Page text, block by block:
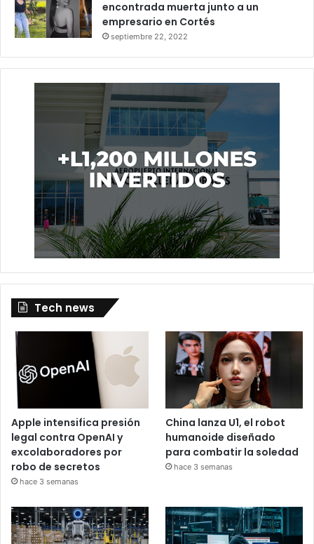
encontrada muerta junto a un
empresario en Cortés
septiembre 22, 2022
Tech news
Apple intensifica presión
legal contra OpenAI y
excolaboradores por
robo de secretos
hace 3 semanas
China lanza U1, el robot
humanoide diseñado
para combatir la soledad
hace 3 semanas